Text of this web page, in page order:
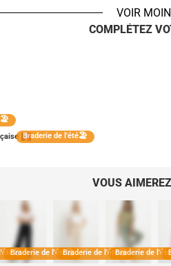
Bas: Largeur 30 cm,
Séchage en tambour interdit
Blanchiment interdit
Nettoyage à sec non autorisé
VOIR
COMPLÉTEZ
Braderie de l'été🏖️
VOUS
l'été🏖️
Braderie de l'été🏖️Braderie de l'été🏖️Braderie de